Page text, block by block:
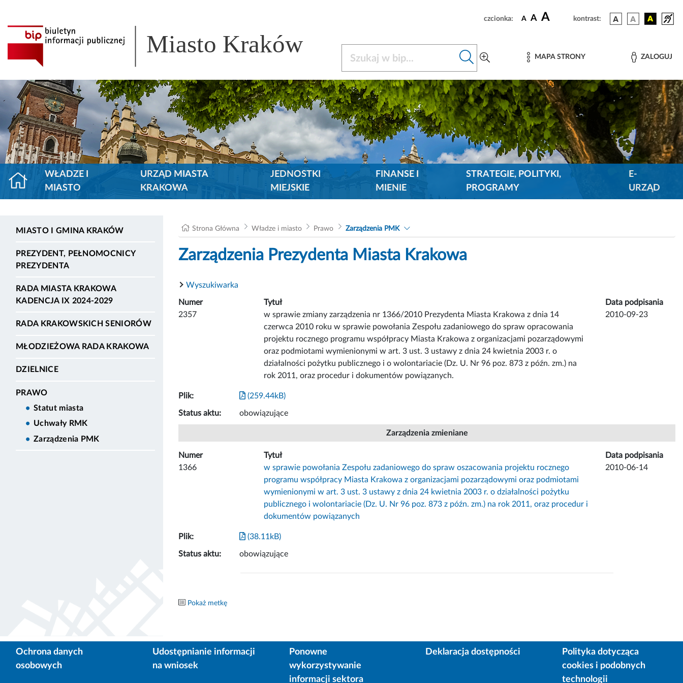
czcionka: A A A kontrast:
Miasto Kraków MAPA STRONY ZALOGUJ
WŁADZE I
MIASTO
URZĄD MIASTA
KRAKOWA
JEDNOSTKI
MIEJSKIE
FINANSE I
MIENIE
STRATEGIE, POLITYKI,
PROGRAMY
E-
URZĄD
MIASTO I GMINA KRAKÓW
PREZYDENT, PEŁNOMOCNICY
PREZYDENTA
RADA MIASTA KRAKOWA
KADENCJA IX 2024-2029
RADA KRAKOWSKICH SENIORÓW
MŁODZIEŻOWA RADA KRAKOWA
DZIELNICE
PRAWO
Statut miasta
Uchwały RMK
Zarządzenia PMK
Strona Główna Władze i miasto Prawo Zarządzenia PMK
Zarządzenia Prezydenta Miasta Krakowa
Wyszukiwarka
Numer Tytuł
Data podpisania
2357
w sprawie zmiany zarządzenia nr 1366/2010 Prezydenta Miasta Krakowa z dnia 14
czerwca 2010 roku w sprawie powołania Zespołu zadaniowego do spraw opracowania
projektu rocznego programu współpracy Miasta Krakowa z organizacjami pozarządowymi
oraz podmiotami wymienionymi w art. 3 ust. 3 ustawy z dnia 24 kwietnia 2003 r. o
działalności pożytku publicznego i o wolontariacie (Dz. U. Nr 96 poz. 873 z późn. zm.) na
rok 2011, oraz procedur i dokumentów powiązanych.
2010-09-23
Plik: (259.44kB)
Status aktu: obowiązujące
Zarządzenia zmieniane
Numer Tytuł
Data podpisania
1366
w sprawie powołania Zespołu zadaniowego do spraw oszacowania projektu rocznego
programu współpracy Miasta Krakowa z organizacjami pozarządowymi oraz podmiotami
wymienionymi w art. 3 ust. 3 ustawy z dnia 24 kwietnia 2003 r. o działalności pożytku
publicznego i wolontariacie (Dz. U. Nr 96 poz. 873 z późn. zm.) na rok 2011, oraz procedur i
dokumentów powiązanych
2010-06-14
Plik: (38.11kB)
Status aktu: obowiązujące
Pokaż metkę
Ochrona danych
osobowych
Udostępnianie informacji
na wniosek
Ponowne
wykorzystywanie
informacji sektora
Deklaracja dostępności
Polityka dotycząca
cookies i podobnych
technologii